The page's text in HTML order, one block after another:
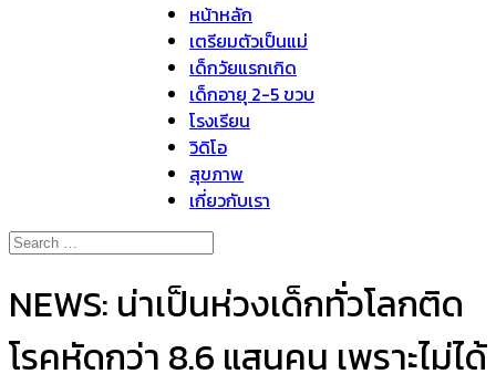
หน้าหลัก
เตรียมตัวเป็นแม่
เด็กวัยแรกเกิด
เด็กอายุ 2-5 ขวบ
โรงเรียน
วิดิโอ
สุขภาพ
เกี่ยวกับเรา
NEWS: น่าเป็นห่วงเด็กทั่วโลกติด
โรคหัดกว่า 8.6 แสนคน เพราะไม่ได้